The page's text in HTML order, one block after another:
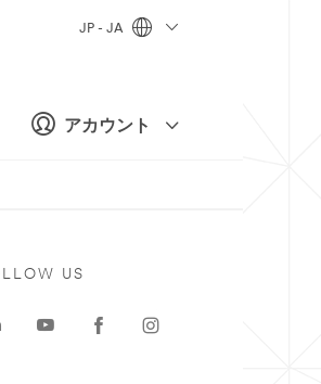
アカウント
JP - JA
US